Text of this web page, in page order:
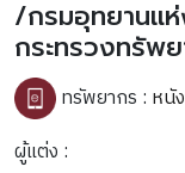
/กรมอุทยานแ
กระทรวงทรัพ
ทรัพยากร : หนั
ผู้แต่ง :